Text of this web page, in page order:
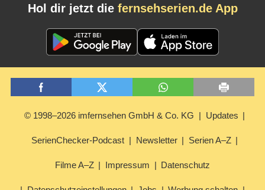
Hol dir jetzt die fernsehserien.de App
© 1998–2026 imfernsehen GmbH & Co. KG Updates
SerienChecker-Podcast Newsletter Serien A–Z
Filme A–Z Impressum Datenschutz